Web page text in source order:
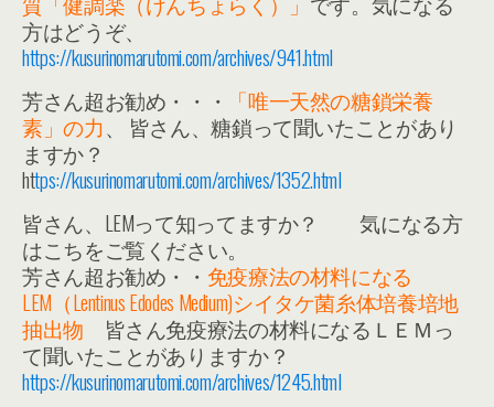
方はどうぞ、
https://kusurinomarutomi.com/archives/941.html
芳さん超お勧め・・・
「唯一天然の糖鎖栄養
素」の力、 皆さん、糖鎖って聞いたことがあり
ますか？
https://kusurinomarutomi.com/archives/1352.html
皆さん、LEMって知ってますか？ 気になる方
はこちをご覧ください。
芳さん超お勧め・・ 免疫療法の材料になる
LEM（Lentinus Edodes Medium)シイタケ菌糸体培養培地
抽出物 皆さん免疫療法の材料になるＬＥＭっ
て聞いたことがありますか？
https://kusurinomarutomi.com/archives/1245.html